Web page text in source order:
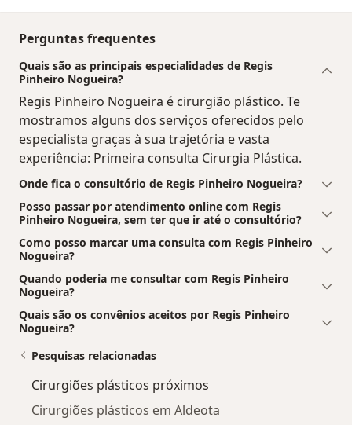
Perguntas frequentes
Quais são as principais especialidades de Regis
Pinheiro Nogueira?
Regis Pinheiro Nogueira é cirurgião plástico. Te
mostramos alguns dos serviços oferecidos pelo
especialista graças à sua trajetória e vasta
experiência: Primeira consulta Cirurgia Plástica.
Onde fica o consultório de Regis Pinheiro Nogueira?
Posso passar por atendimento online com Regis
Pinheiro Nogueira, sem ter que ir até o consultório?
Como posso marcar uma consulta com Regis Pinheiro
Nogueira?
Quando poderia me consultar com Regis Pinheiro
Nogueira?
Quais são os convênios aceitos por Regis Pinheiro
Nogueira?
Pesquisas relacionadas
Cirurgiões plásticos próximos
Cirurgiões plásticos em Aldeota